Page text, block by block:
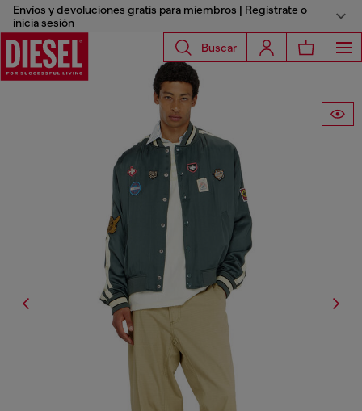
Envíos y devoluciones gratis para miembros | Regístrate o
inicia sesión
Buscar